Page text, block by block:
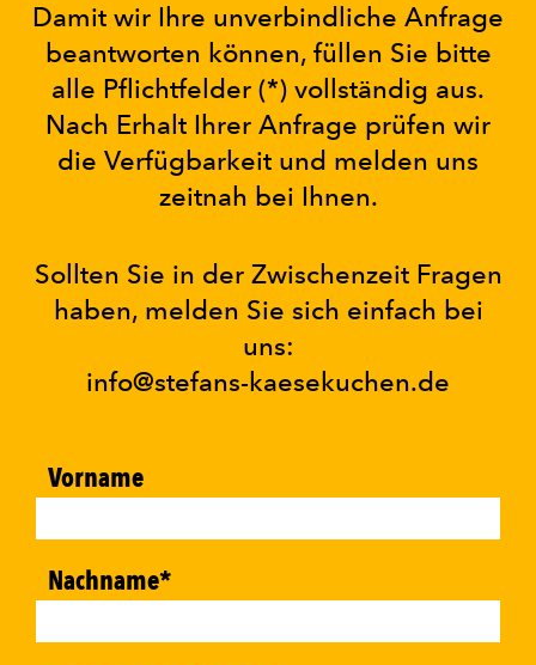
Damit wir Ihre unverbindliche Anfrage
beantworten können, füllen Sie bitte
alle Pflichtfelder (*) vollständig aus.
Nach Erhalt Ihrer Anfrage prüfen wir
die Verfügbarkeit und melden uns
zeitnah bei Ihnen.
Sollten Sie in der Zwischenzeit Fragen
haben, melden Sie sich einfach bei
uns:
info@stefans-kaesekuchen.de
Vorname
Nachname*